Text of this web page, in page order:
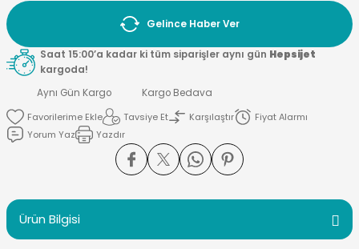
Gelince Haber Ver
Saat 15:00’a kadar ki tüm siparişler aynı gün Hepsijet
kargoda!
Aynı Gün Kargo
Kargo Bedava
Tavsiye Et
Karşılaştır
Fiyat Alarmı
Yorum Yaz
Yazdır
Ürün Bilgisi